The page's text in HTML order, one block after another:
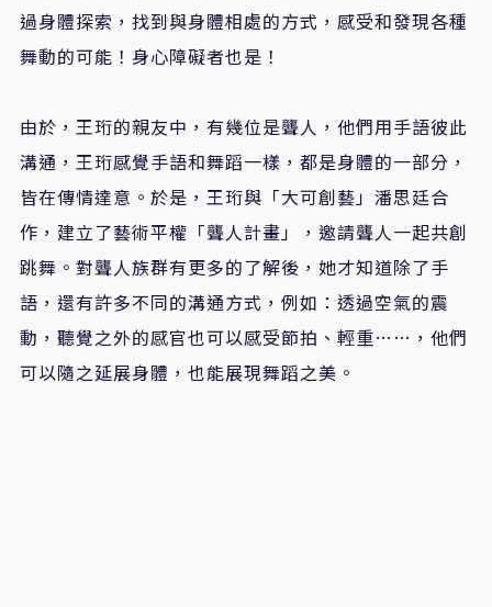
過身體探索，找到與身體相處的方式，感受和發現各種
舞動的可能！身心障礙者也是！
由於，王珩的親友中，有幾位是聾人，他們用手語彼此
溝通，王珩感覺手語和舞蹈一樣，都是身體的一部分，
皆在傳情達意。於是，王珩與「大可創藝」潘思廷合
作，建立了藝術平權「聾人計畫」，邀請聾人一起共創
跳舞。對聾人族群有更多的了解後，她才知道除了手
語，還有許多不同的溝通方式，例如：透過空氣的震
動，聽覺之外的感官也可以感受節拍、輕重……，他們
可以隨之延展身體，也能展現舞蹈之美。